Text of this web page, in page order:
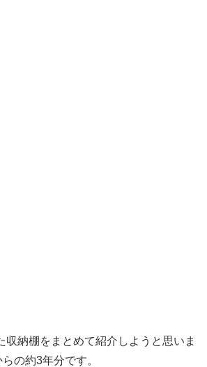
収納棚をまとめて紹介しようと思いま
の約3年分です。